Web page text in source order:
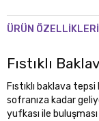
ÜRÜN ÖZELLIKLERI
Fıstıklı
Fıstıklı baklava
sofranıza kadar
yufkası ile